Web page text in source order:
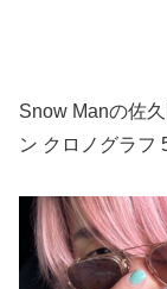
Snow Manの佐
ン クロノグラフ